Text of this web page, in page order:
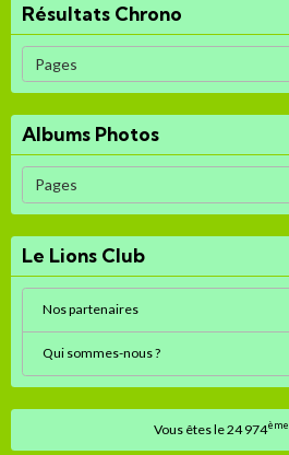
Résultats Chrono
Albums Photos
Le Lions Club
Nos partenaires
Qui sommes-nous ?
Vous êtes le 24 974ème